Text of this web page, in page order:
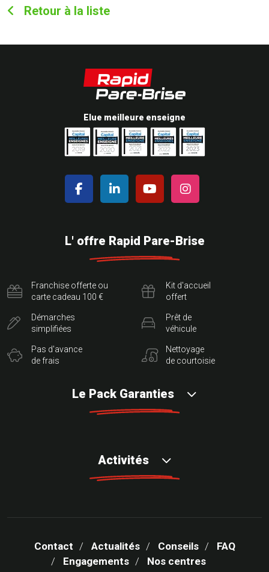
Retour à la liste
Elue meilleure enseigne
L' offre Rapid Pare-Brise
Franchise offerte ou
carte cadeau 100 €
Démarches
simplifiées
Pas d'avance
de frais
Kit d'accueil
offert
Prêt de
véhicule
Nettoyage
de courtoisie
Le Pack Garanties
Activités
Contact Actualités Conseils
FAQ
Engagements
Nos centres